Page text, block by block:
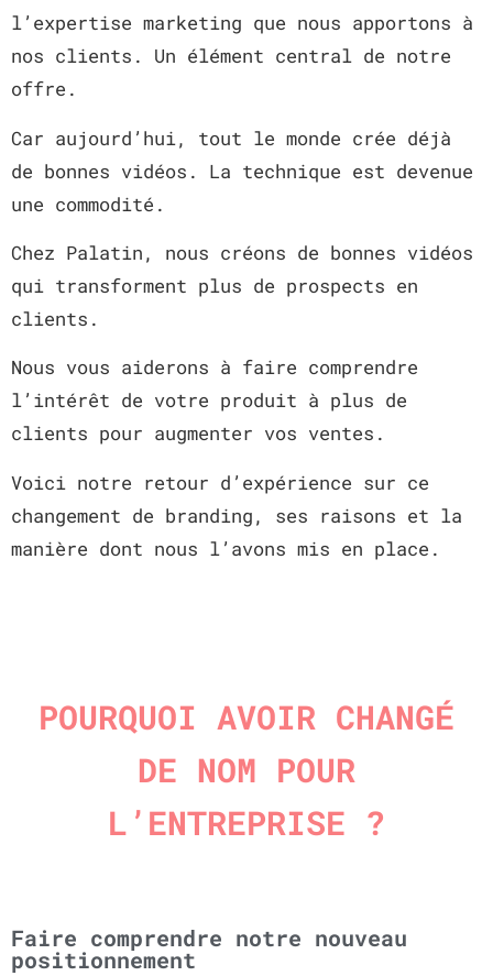
l’expertise marketing que nous apportons à
nos clients. Un élément central de notre
offre.
Car aujourd’hui, tout le monde crée déjà
de bonnes vidéos. La technique est devenue
une commodité.
Chez Palatin, nous créons de bonnes vidéos
qui transforment plus de prospects en
clients.
Nous vous aiderons à faire comprendre
l’intérêt de votre produit à plus de
clients pour augmenter vos ventes.
Voici notre retour d’expérience sur ce
changement de branding, ses raisons et la
manière dont nous l’avons mis en place.
POURQUOI AVOIR CHANGÉ
DE NOM POUR
L’ENTREPRISE ?
Faire comprendre notre nouveau
positionnement